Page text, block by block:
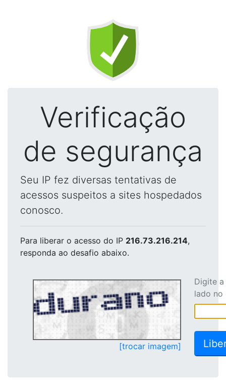
Verificação
de segurança
Seu IP fez diversas tentativas de
acessos suspeitos a sites hospedados
conosco.
Para liberar o acesso do IP 216.73.216.214,
responda ao desafio abaixo.
[trocar imagem]
Digite
lado no